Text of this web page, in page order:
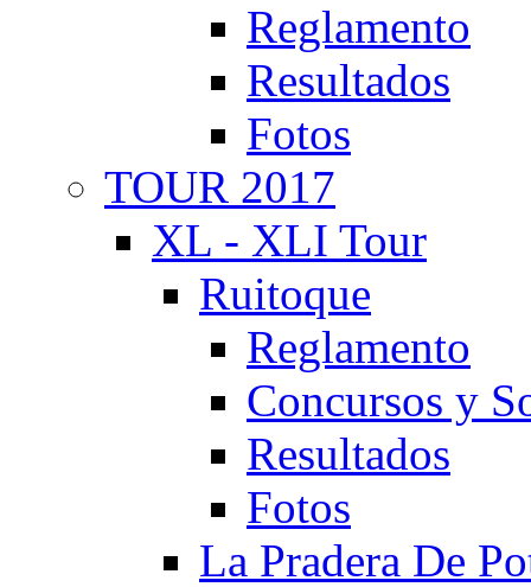
Reglamento
Resultados
Fotos
TOUR 2017
XL - XLI Tour
Ruitoque
Reglamento
Concursos y
Resultados
Fotos
La Pradera De